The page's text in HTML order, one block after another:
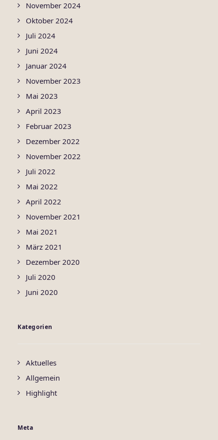
November 2024
Oktober 2024
Juli 2024
Juni 2024
Januar 2024
November 2023
Mai 2023
April 2023
Februar 2023
Dezember 2022
November 2022
Juli 2022
Mai 2022
April 2022
November 2021
Mai 2021
März 2021
Dezember 2020
Juli 2020
Juni 2020
Kategorien
Aktuelles
Allgemein
Highlight
Meta